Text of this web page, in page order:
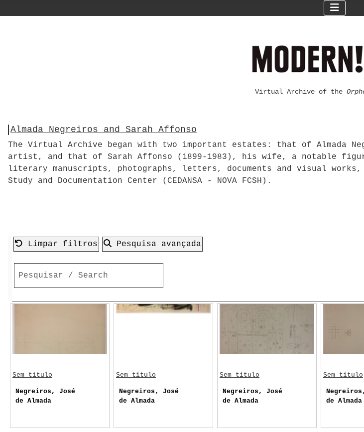
Virtual Archive of the
Almada Negreiros and Sarah Affonso
The Virtual Archive began with two important estates: that of Almada
artist, and that of Sarah Affonso (1899-1983), his wife, a notable
literary manuscripts, photographs, letters, documents and visual works,
Study and Documentation Center (CEDANSA - NOVA FCSH).
Limpar filtros Pesquisa avançada
Sem título
Negreiros, José
de Almada
Sem título
Negreiros, José
de Almada
Sem título
Negreiros, José
de Almada
Sem título
de Almada